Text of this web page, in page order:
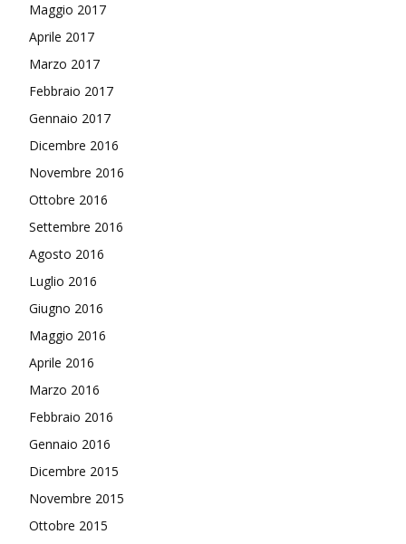
Maggio 2017
Aprile 2017
Marzo 2017
Febbraio 2017
Gennaio 2017
Dicembre 2016
Novembre 2016
Ottobre 2016
Settembre 2016
Agosto 2016
Luglio 2016
Giugno 2016
Maggio 2016
Aprile 2016
Marzo 2016
Febbraio 2016
Gennaio 2016
Dicembre 2015
Novembre 2015
Ottobre 2015